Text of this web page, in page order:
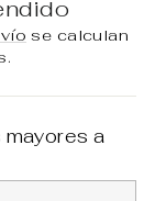
se calculan
a